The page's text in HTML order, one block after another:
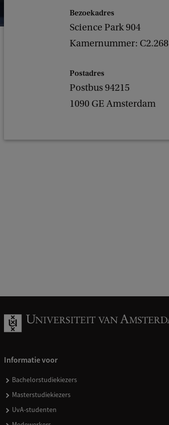
Bezoekadres
Science Park 904
Kamernummer: C2.268
Postadres
Postbus 94215
1090 GE Amsterdam
Informatie voor
Bachelorstudiekiezers
Masterstudiekiezers
UvA-studenten